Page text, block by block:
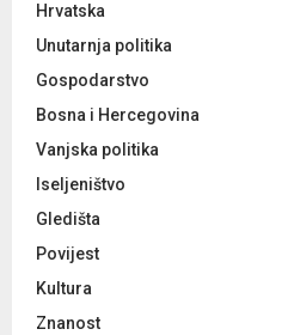
Hrvatska
Unutarnja politika
Gospodarstvo
Bosna i Hercegovina
Vanjska politika
Iseljeništvo
Gledišta
Povijest
Kultura
Znanost